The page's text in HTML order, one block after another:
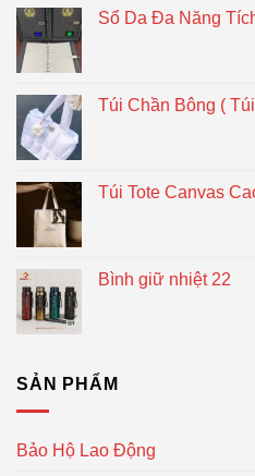
Sổ Da Đa Năng
Túi Chần Bông (
Túi Tote Canvas
Bình giữ nhiệt 22
SẢN PHẨM
Bảo Hộ Lao Động